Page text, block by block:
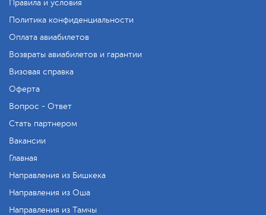
Правила и условия
Политика конфиденциальности
Оплата авиабилетов
Возвраты авиабилетов и гарантии
Визовая справка
Оферта
Вопрос - Ответ
Стать партнером
Вакансии
Главная
Направления из Бишкека
Направления из Оша
Направления из Тамчы